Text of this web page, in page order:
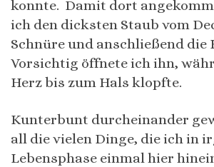
konnte. Damit dort
ich den dicksten Staub vom
Schnüre und anschließend die
Vorsichtig öffnete ich ihn,
Herz bis zum Hals klopfte.
Kunterbunt durcheinander
all die vielen Dinge, die ich in
Lebensphase einmal hier